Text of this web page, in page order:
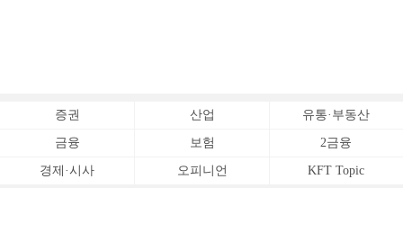
증권 산업 유통·부동산
금융 보험 2금융
경제·시사 오피니언 KFT Topic